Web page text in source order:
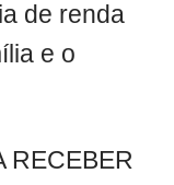
de renda
e o
RECEBER